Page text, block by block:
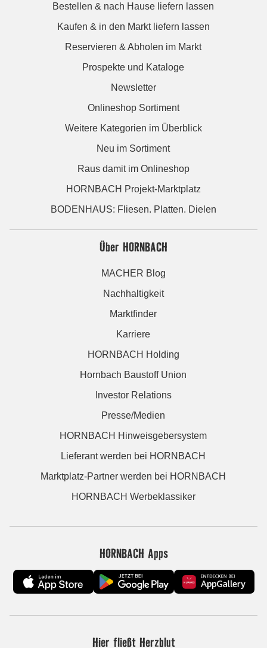
Bestellen & nach Hause liefern lassen
Kaufen & in den Markt liefern lassen
Reservieren & Abholen im Markt
Prospekte und Kataloge
Newsletter
Onlineshop Sortiment
Weitere Kategorien im Überblick
Neu im Sortiment
Raus damit im Onlineshop
HORNBACH Projekt-Marktplatz
BODENHAUS: Fliesen. Platten. Dielen
Über HORNBACH
MACHER Blog
Nachhaltigkeit
Marktfinder
Karriere
HORNBACH Holding
Hornbach Baustoff Union
Investor Relations
Presse/Medien
HORNBACH Hinweisgebersystem
Lieferant werden bei HORNBACH
Marktplatz-Partner werden bei HORNBACH
HORNBACH Werbeklassiker
HORNBACH Apps
Hier fließt Herzblut